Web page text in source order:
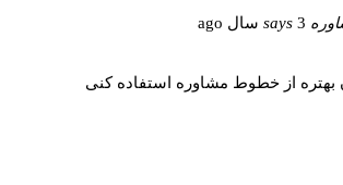
says 3 سال ago
از خطوط مشاوره استفاده کنی